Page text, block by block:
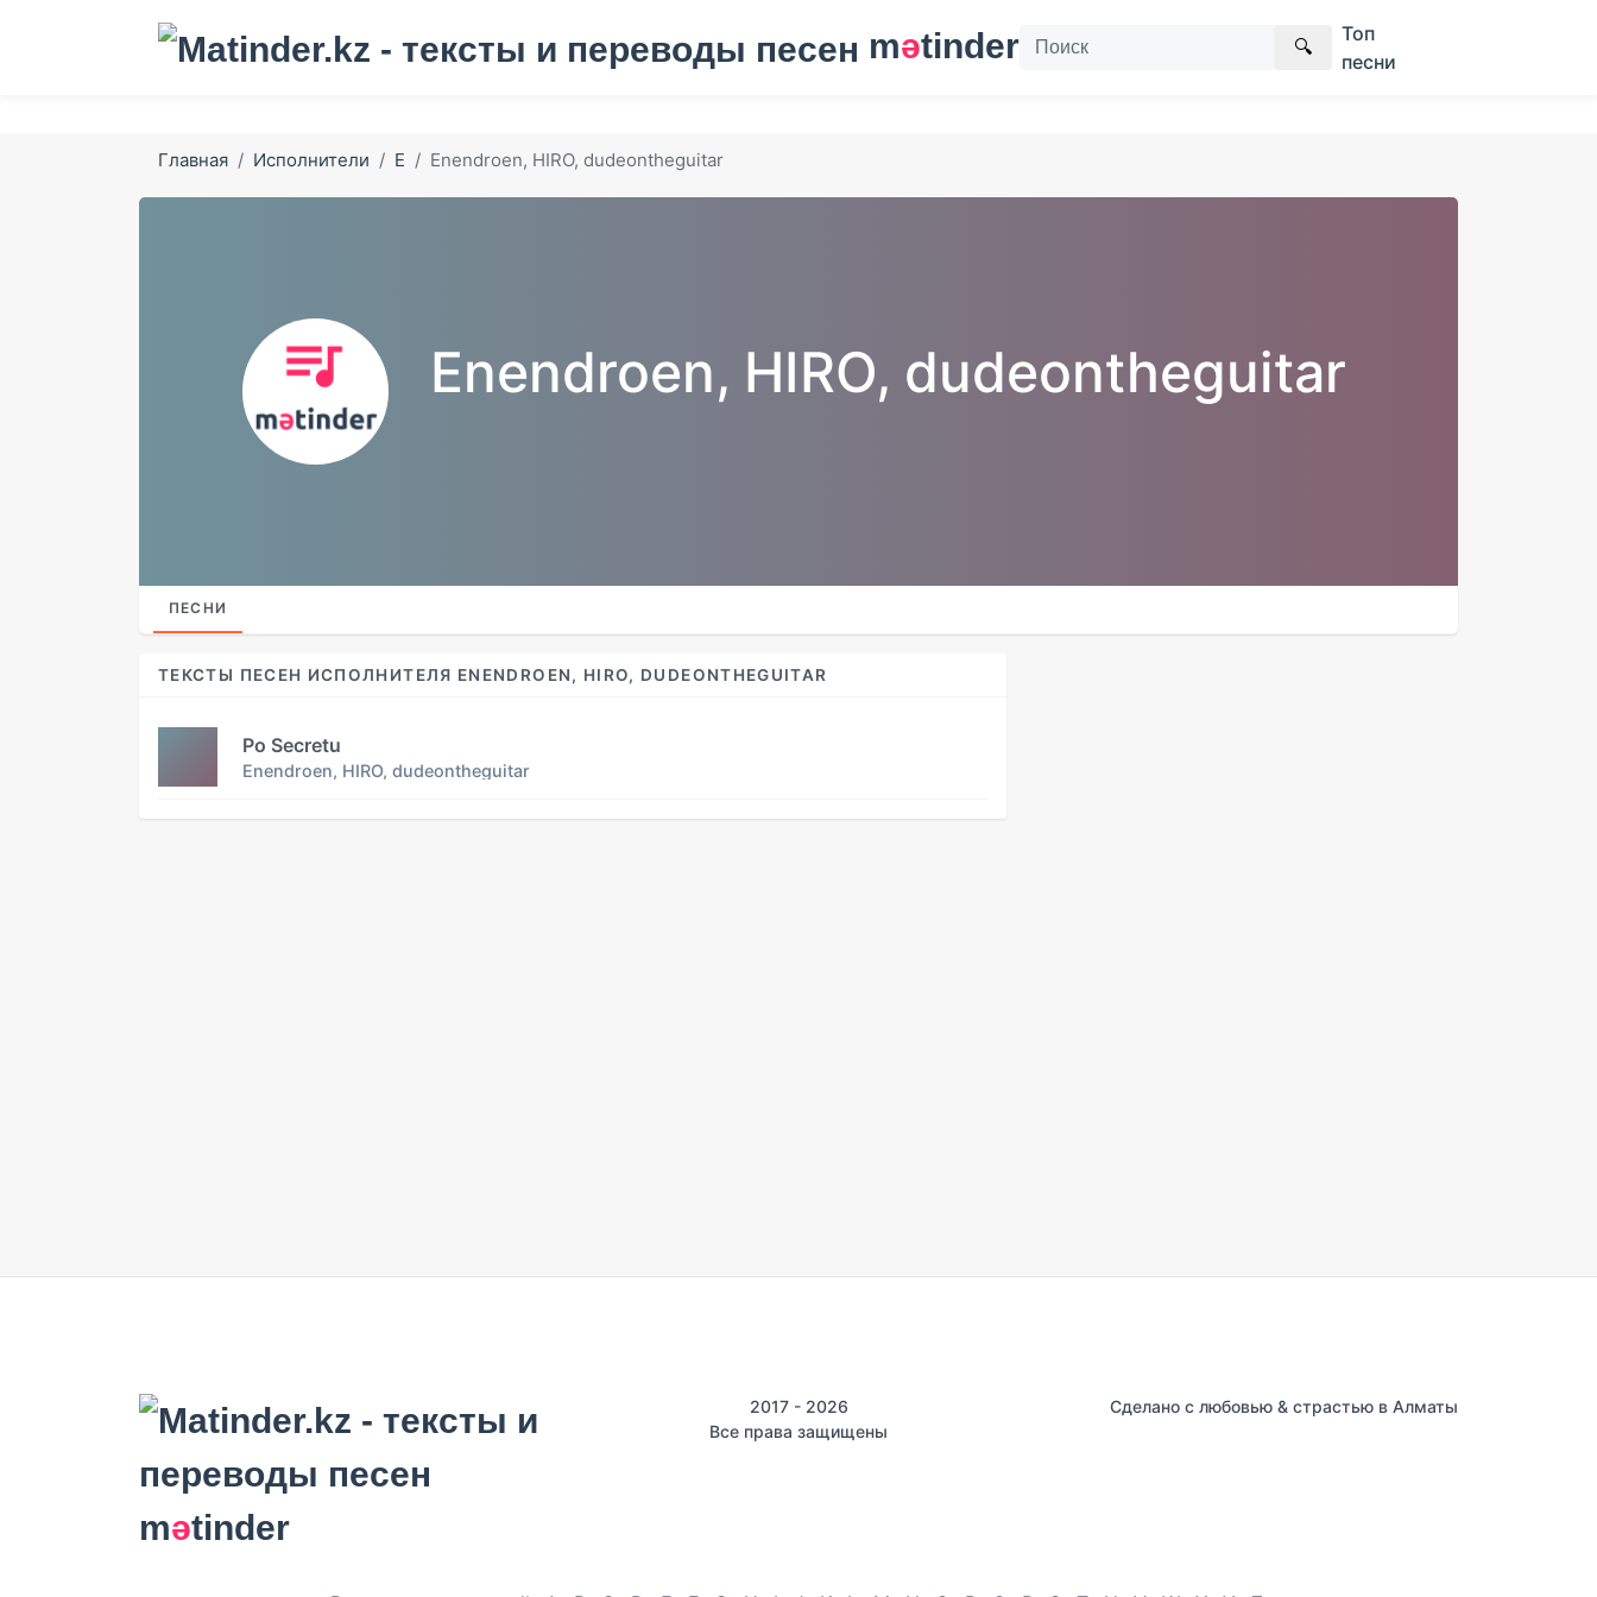
mәtinder 🔍
Топ
песни
Главная Исполнители E Enendroen, HIRO, dudeontheguitar
Enendroen, HIRO, dudeontheguitar
ПЕСНИ
ТЕКСТЫ ПЕСЕН ИСПОЛНИТЕЛЯ ENENDROEN, HIRO, DUDEONTHEGUITAR
Po Secretu
Enendroen, HIRO, dudeontheguitar
mәtinder
2017 - 2026
Все права защищены
Сделано с любовью & страстью в Алматы